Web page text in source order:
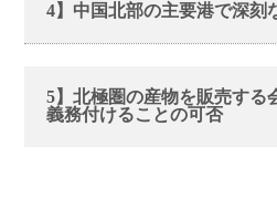
4】中国北部の主要港で深刻
5】北極圏の産物を販売する
義務付けることの可否